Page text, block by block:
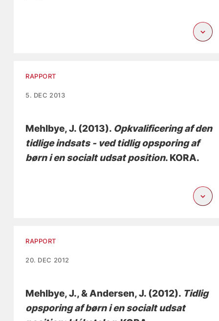
RAPPORT
5. DEC 2013
Mehlbye, J. (2013). Opkvalificering af den
tidlige indsats - ved tidlig opsporing af
børn i en socialt udsat position. KORA.
RAPPORT
20. DEC 2012
Mehlbye, J., & Andersen, J. (2012). Tidlig
opsporing af børn i en socialt udsat